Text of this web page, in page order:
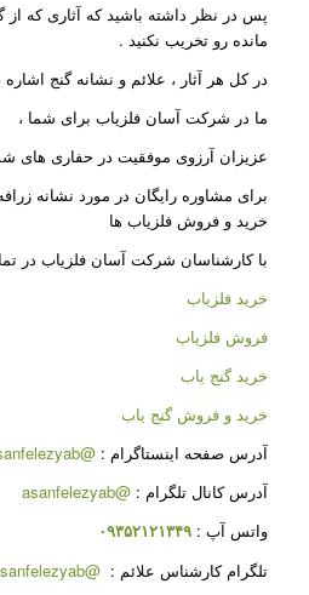
پس در نظر داشته باشید که آثاری که از
مانده رو تخریب نکنید .
در کل هر آثار ، علائم و نشانه گنج
ما در شرکت آسان فلزیاب برای شما ،
عزیزان آرزوی موفقیت در حفاری های
برای مشاوره رایگان در مورد نشانه
خرید و فروش فلزیاب ها
با کارشناسان شرکت آسان فلزیاب در
خرید فلزیاب
فروش فلزیاب
خرید گنج یاب
خرید و فروش گنج یاب
آدرس صفحه اینستاگرام : @asanfelezyab
آدرس کانال تلگرام : @asanfelezyab
واتس آپ : ۰۹۳۵۲۱۲۱۳۴۹
تلگرام کارشناس علائم : @karshenas_asanfelezyab